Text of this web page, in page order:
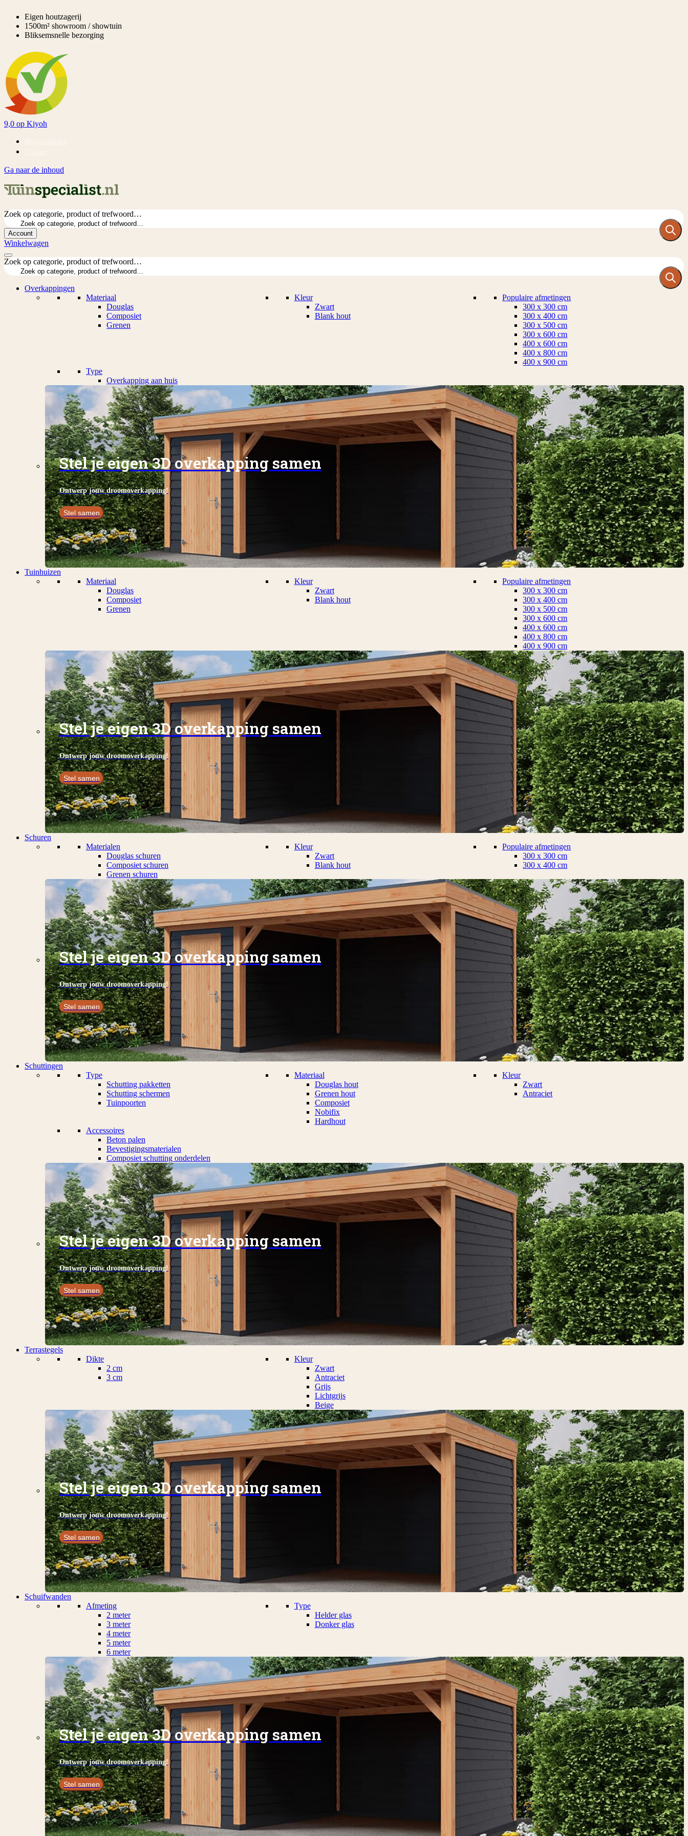
Eigen houtzagerij
1500m² showroom / showtuin
Bliksemsnelle bezorging
9,0 op Kiyoh
Ga naar de inhoud
Zoek op categorie, product of trefwoord…
Account
Winkelwagen
Zoek op categorie, product of trefwoord…
Overkappingen
Materiaal
Douglas
Composiet
Grenen
Kleur
Zwart
Blank hout
Populaire afmetingen
300 x 300 cm
300 x 400 cm
300 x 500 cm
300 x 600 cm
400 x 600 cm
400 x 800 cm
400 x 900 cm
Type
Overkapping aan huis
Stel je eigen 3D overkapping samen
Ontwerp jouw droomoverkapping!
Stel samen
Tuinhuizen
Materiaal
Douglas
Composiet
Grenen
Kleur
Zwart
Blank hout
Populaire afmetingen
300 x 300 cm
300 x 400 cm
300 x 500 cm
300 x 600 cm
400 x 600 cm
400 x 800 cm
400 x 900 cm
Stel je eigen 3D overkapping samen
Ontwerp jouw droomoverkapping!
Stel samen
Schuren
Materialen
Douglas schuren
Composiet schuren
Grenen schuren
Kleur
Zwart
Blank hout
Populaire afmetingen
300 x 300 cm
300 x 400 cm
Stel je eigen 3D overkapping samen
Ontwerp jouw droomoverkapping!
Stel samen
Schuttingen
Type
Schutting pakketten
Schutting schermen
Tuinpoorten
Materiaal
Douglas hout
Grenen hout
Composiet
Nobifix
Hardhout
Kleur
Zwart
Antraciet
Accessoires
Beton palen
Bevestigingsmaterialen
Composiet schutting onderdelen
Stel je eigen 3D overkapping samen
Ontwerp jouw droomoverkapping!
Stel samen
Terrastegels
Dikte
2 cm
3 cm
Kleur
Zwart
Antraciet
Grijs
Lichtgrijs
Beige
Stel je eigen 3D overkapping samen
Ontwerp jouw droomoverkapping!
Stel samen
Schuifwanden
Afmeting
2 meter
3 meter
4 meter
5 meter
6 meter
Type
Helder glas
Donker glas
Stel je eigen 3D overkapping samen
Ontwerp jouw droomoverkapping!
Stel samen